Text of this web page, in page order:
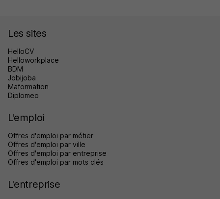
Les sites
HelloCV
Helloworkplace
BDM
Jobijoba
Maformation
Diplomeo
L'emploi
Offres d'emploi par métier
Offres d'emploi par ville
Offres d'emploi par entreprise
Offres d'emploi par mots clés
L'entreprise